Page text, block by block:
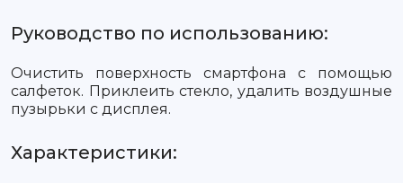
Руководство по использованию:
Очистить поверхность смартфона с помощью
салфеток. Приклеить стекло, удалить воздушные
пузырьки с дисплея.
Характеристики: